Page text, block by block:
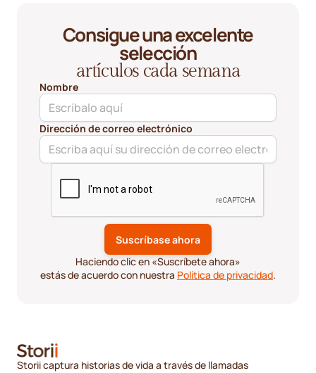
Consigue una excelente
selección
artículos cada semana
Nombre
Dirección de correo electrónico
Haciendo clic en «Suscríbete ahora»
estás de acuerdo con nuestra Política de privacidad.
Storii captura historias de vida a través de llamadas